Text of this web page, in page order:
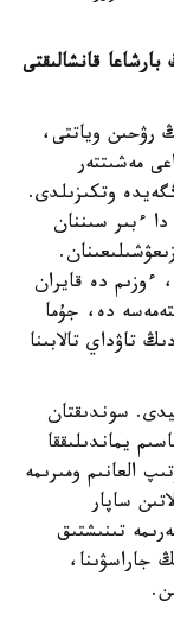
قانشالىقتى
رۋحىن وياتتى،
مەشىتتەر
وتكىزىلدى.
ءبىر سىننان
ءوزىم دە قايران
دە، جۇما
تاۋداي تالابىنا
سوندىقتان
يماندىلىققا
العانىم ومىرىمە
ساپار
تىنىشتىق
جاراسۋىنا،